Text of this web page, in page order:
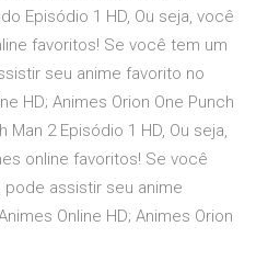
Episódio 1 HD, Ou seja, você
favoritos! Se você tem um
seu anime favorito no
HD; Animes Orion One Punch
Man 2 Episódio 1 HD, Ou seja,
online favoritos! Se você
assistir seu anime
Online HD; Animes Orion